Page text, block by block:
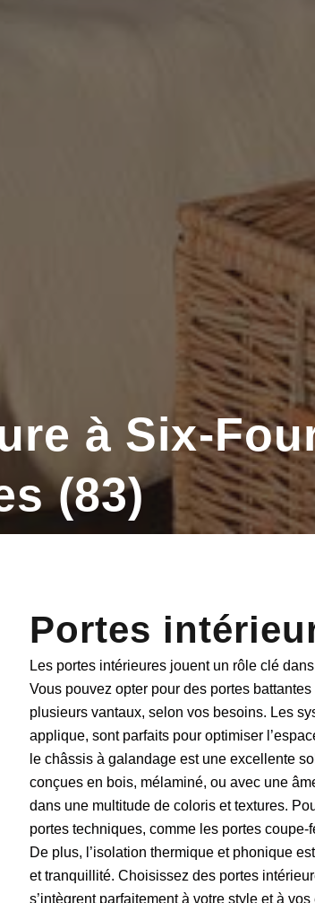
à Six-
(83)
Portes
Les portes intérieures jouent un rôle clé
Vous pouvez opter pour des portes
plusieursvantaux, selon vos besoins. Les
applique, sont parfaits pour optimiser
le châssis àgalandage est une excellente
conçues en bois, mélaminé, ou avec une
dans une multitude de coloris et textures.
portes techniques, comme les portes coupe-
De plus, l’isolation thermique et phonique
et tranquillité. Choisissez des portes
s’intègrent parfaitement à votre style et à